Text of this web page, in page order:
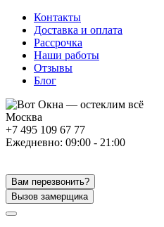
Контакты
Доставка и оплата
Рассрочка
Наши работы
Отзывы
Блог
Москва
+7 495 109 67 77
Ежедневно: 09:00 - 21:00
Вам перезвонить?
Вызов замерщика